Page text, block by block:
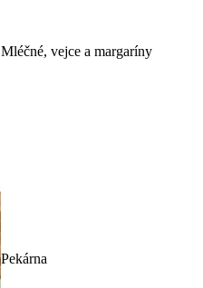
Mléčné, vejce a margaríny
Pekárna